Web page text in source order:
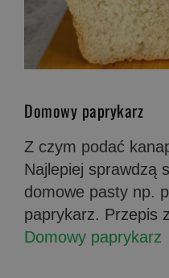
Domowy paprykarz
Z czym podać
Najlepiej sprawdzą
domowe pasty np.
paprykarz. Przepis
Domowy paprykarz